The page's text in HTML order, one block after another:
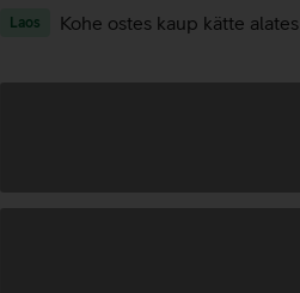
Laos Kohe ostes kaup kätte alates